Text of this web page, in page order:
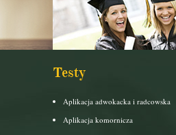
Testy
Aplikacja adwokacka i radcowska
Aplikacja komornicza